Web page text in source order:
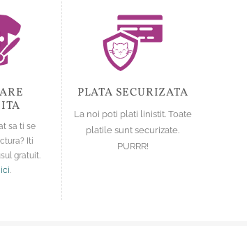
Opțiunile
pagina
produsului.
sa ti se
Iti
gratuit.
.
PLATA SECURIZATA
La noi poti plati linistit. Toate
platile sunt securizate.
PURRR!